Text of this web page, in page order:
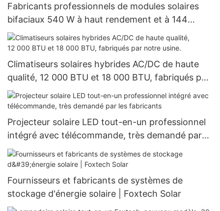
Fabricants professionnels de modules solaires
bifaciaux 540 W à haut rendement et à 144
cellules demi-coupées
Climatiseurs solaires hybrides AC/DC de haute
qualité, 12 000 BTU et 18 000 BTU, fabriqués par
notre usine.
Projecteur solaire LED tout-en-un professionnel
intégré avec télécommande, très demandé par
les fabricants
Fournisseurs et fabricants de systèmes de
stockage d'énergie solaire | Foxtech Solar